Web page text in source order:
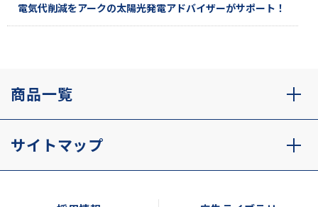
電気代削減をアークの太陽光発電アドバイザーがサポート！
商品一覧
サイトマップ